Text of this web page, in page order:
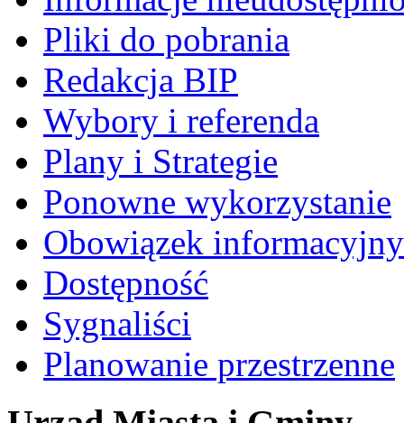
Pliki do pobrania
Redakcja BIP
Wybory i referenda
Plany i Strategie
Ponowne wykorzystanie
Obowiązek informacyjny
Dostępność
Sygnaliści
Planowanie przestrzenne